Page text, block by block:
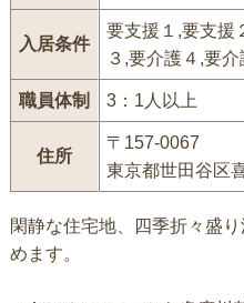
入居条件
要支援１,要支援
３,要介護４,要
職員体制 3：1人以上
住所
〒157-0067
東京都世田谷区
閑静な住宅地、四季折々盛
めます。